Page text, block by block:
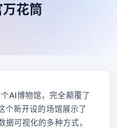
花筒
AI博物馆，完全颠覆了
个新开设的场馆展示了
据可视化的多种方式，